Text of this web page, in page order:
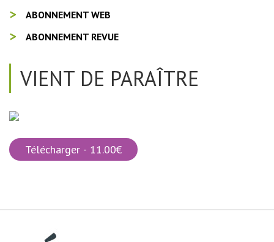
ABONNEMENT WEB
ABONNEMENT REVUE
VIENT DE PARAÎTRE
Télécharger - 11.00€